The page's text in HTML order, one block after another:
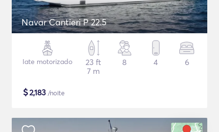
Navar Cantieri P 22.5
Iate motorizado
23 ft
7 m
8 4 6
$2,183 /noite